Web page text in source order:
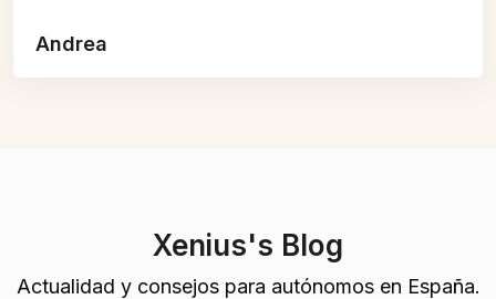
Andrea
Xenius's Blog
Actualidad y consejos para autónomos en España.